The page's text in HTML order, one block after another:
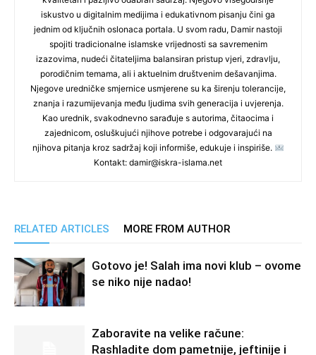
iskustvo u digitalnim medijima i edukativnom pisanju čini ga
jednim od ključnih oslonaca portala. U svom radu, Damir nastoji
spojiti tradicionalne islamske vrijednosti sa savremenim
izazovima, nudeći čitateljima balansiran pristup vjeri, zdravlju,
porodičnim temama, ali i aktuelnim društvenim dešavanjima.
Njegove uredničke smjernice usmjerene su ka širenju tolerancije,
znanja i razumijevanja među ljudima svih generacija i uvjerenja.
Kao urednik, svakodnevno sarađuje s autorima, čitaocima i
zajednicom, osluškujući njihove potrebe i odgovarajući na
njihova pitanja kroz sadržaj koji informiše, edukuje i inspiriše.
Kontakt: damir@iskra-islama.net
RELATED ARTICLES MORE FROM AUTHOR
Gotovo je! Salah ima novi klub – ovome
se niko nije nadao!
Zaboravite na velike račune:
Rashladite dom pametnije, jeftinije i